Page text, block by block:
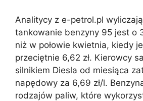
Analitycy z e-petrol.pl
tankowanie benzyny 95 jest o
niż w połowie kwietnia, kiedy
przeciętnie 6,62 zł. Kierowcy
silnikiem Diesla od miesiąca
napędowy za 6,69 zł/l.
rodzajów paliw, które